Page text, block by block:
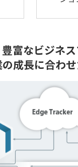
豊富なビジネ
成長に合わ